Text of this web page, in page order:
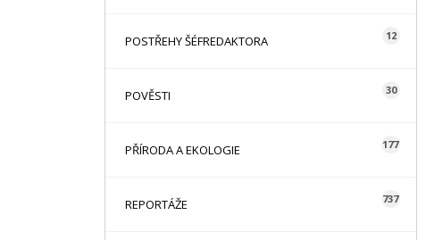
POSTŘEHY ŠÉFREDAKTORA 12
POVĚSTI 30
PŘÍRODA A EKOLOGIE 177
REPORTÁŽE 737